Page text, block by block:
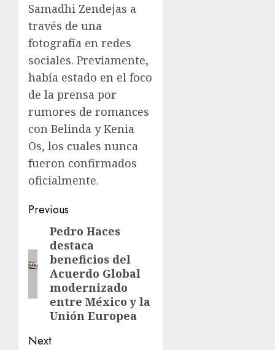
Samadhi Zendejas a
través de una
fotografía en redes
sociales. Previamente,
había estado en el foco
de la prensa por
rumores de romances
con Belinda y Kenia
Os, los cuales nunca
fueron confirmados
oficialmente.
Previous
Pedro Haces
destaca
beneficios del
Acuerdo Global
modernizado
entre México y la
Unión Europea
Next